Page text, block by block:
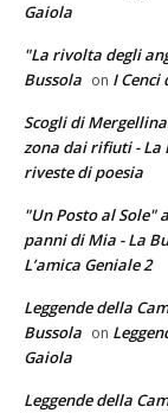
Gaiola
"La rivolta degli
Bussola on I
Scogli di
zona dai rifiuti - La
riveste di poesia
"Un Posto al Sole"
panni di Mia - La
L’amica Geniale 2
Leggende della
Bussola on
Gaiola
Leggende della